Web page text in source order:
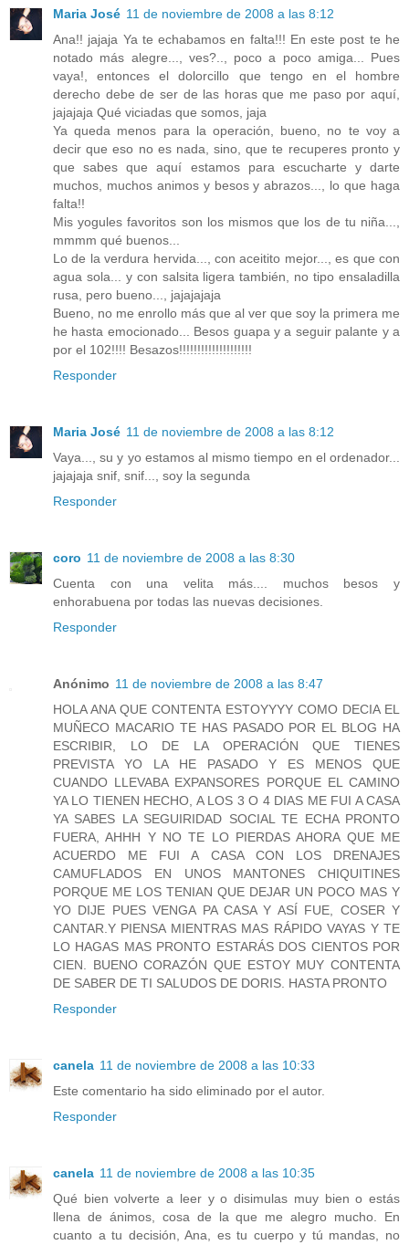
Maria José 11 de noviembre de 2008 a las 8:12
Ana!! jajaja Ya te echabamos en falta!!! En este post te he
notado más alegre..., ves?.., poco a poco amiga... Pues
vaya!, entonces el dolorcillo que tengo en el hombre
derecho debe de ser de las horas que me paso por aquí,
jajajaja Qué viciadas que somos, jaja
Ya queda menos para la operación, bueno, no te voy a
decir que eso no es nada, sino, que te recuperes pronto y
que sabes que aquí estamos para escucharte y darte
muchos, muchos animos y besos y abrazos..., lo que haga
falta!!
Mis yogules favoritos son los mismos que los de tu niña...,
mmmm qué buenos...
Lo de la verdura hervida..., con aceitito mejor..., es que con
agua sola... y con salsita ligera también, no tipo ensaladilla
rusa, pero bueno..., jajajajaja
Bueno, no me enrollo más que al ver que soy la primera me
he hasta emocionado... Besos guapa y a seguir palante y a
por el 102!!!! Besazos!!!!!!!!!!!!!!!!!!!!
Responder
Maria José 11 de noviembre de 2008 a las 8:12
Vaya..., su y yo estamos al mismo tiempo en el ordenador...
jajajaja snif, snif..., soy la segunda
Responder
coro 11 de noviembre de 2008 a las 8:30
Cuenta con una velita más.... muchos besos y
enhorabuena por todas las nuevas decisiones.
Responder
Anónimo 11 de noviembre de 2008 a las 8:47
HOLA ANA QUE CONTENTA ESTOYYYY COMO DECIA EL
MUÑECO MACARIO TE HAS PASADO POR EL BLOG HA
ESCRIBIR, LO DE LA OPERACIÓN QUE TIENES
PREVISTA YO LA HE PASADO Y ES MENOS QUE
CUANDO LLEVABA EXPANSORES PORQUE EL CAMINO
YA LO TIENEN HECHO, A LOS 3 O 4 DIAS ME FUI A CASA
YA SABES LA SEGUIRIDAD SOCIAL TE ECHA PRONTO
FUERA, AHHH Y NO TE LO PIERDAS AHORA QUE ME
ACUERDO ME FUI A CASA CON LOS DRENAJES
CAMUFLADOS EN UNOS MANTONES CHIQUITINES
PORQUE ME LOS TENIAN QUE DEJAR UN POCO MAS Y
YO DIJE PUES VENGA PA CASA Y ASÍ FUE, COSER Y
CANTAR.Y PIENSA MIENTRAS MAS RÁPIDO VAYAS Y TE
LO HAGAS MAS PRONTO ESTARÁS DOS CIENTOS POR
CIEN. BUENO CORAZÓN QUE ESTOY MUY CONTENTA
DE SABER DE TI SALUDOS DE DORIS. HASTA PRONTO
Responder
canela 11 de noviembre de 2008 a las 10:33
Este comentario ha sido eliminado por el autor.
Responder
canela 11 de noviembre de 2008 a las 10:35
Qué bien volverte a leer y o disimulas muy bien o estás
llena de ánimos, cosa de la que me alegro mucho. En
cuanto a tu decisión, Ana, es tu cuerpo y tú mandas, no